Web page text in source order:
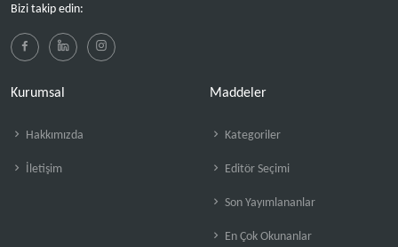
Bizi takip edin:
Kurumsal
Hakkımızda
İletişim
Maddeler
Kategoriler
Editör Seçimi
Son Yayımlananlar
En Çok Okunanlar